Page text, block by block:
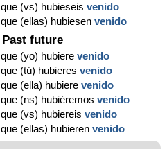
que (vs) hubieseisvenido
que (ellas) hubiesenvenido
Past future
que (yo) hubierevenido
que (tú) hubieresvenido
que (ella) hubierevenido
que (ns) hubiéremosvenido
que (vs) hubiereisvenido
que (ellas) hubierenvenido